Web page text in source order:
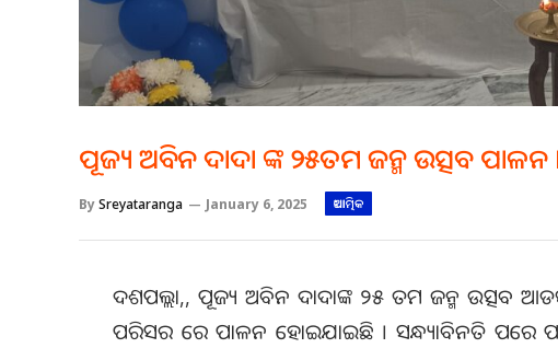
ପୂଜ୍ୟ ଅବିନ ଦାଦା ଙ୍କ ୨୫ତମ ଜନ୍ମ ଉତ୍ସବ ପାଳନ
BySreyataranga January 6, 2025 ଆଧ୍ୟାତ୍ମିକ
ଦଶପଲ୍ଲା,, ପୂଜ୍ୟ ଅବିନ ଦାଦାଙ୍କ ୨୫ ତମ ଜନ୍ମ ଉତ୍ସବ
ପରିସର ରେ ପାଳନ ହୋଇଯାଇଛି । ସନ୍ଧ୍ୟାବିନତି ପରେ